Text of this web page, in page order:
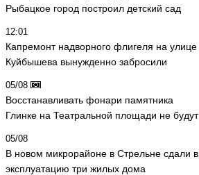
Рыбацкое город построил детский сад
12:01
Капремонт надворного флигеля на улице
Куйбышева вынужденно забросили
05/08
Восстанавливать фонари памятника
Глинке на Театральной площади не будут
05/08
В новом микрорайоне в Стрельне сдали в
эксплуатацию три жилых дома